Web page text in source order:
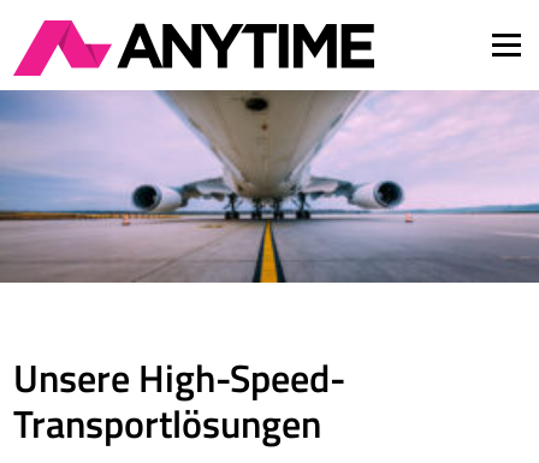
Über uns Services
Insights FAQ Karriere
Unsere High-Speed-
Transportlösungen